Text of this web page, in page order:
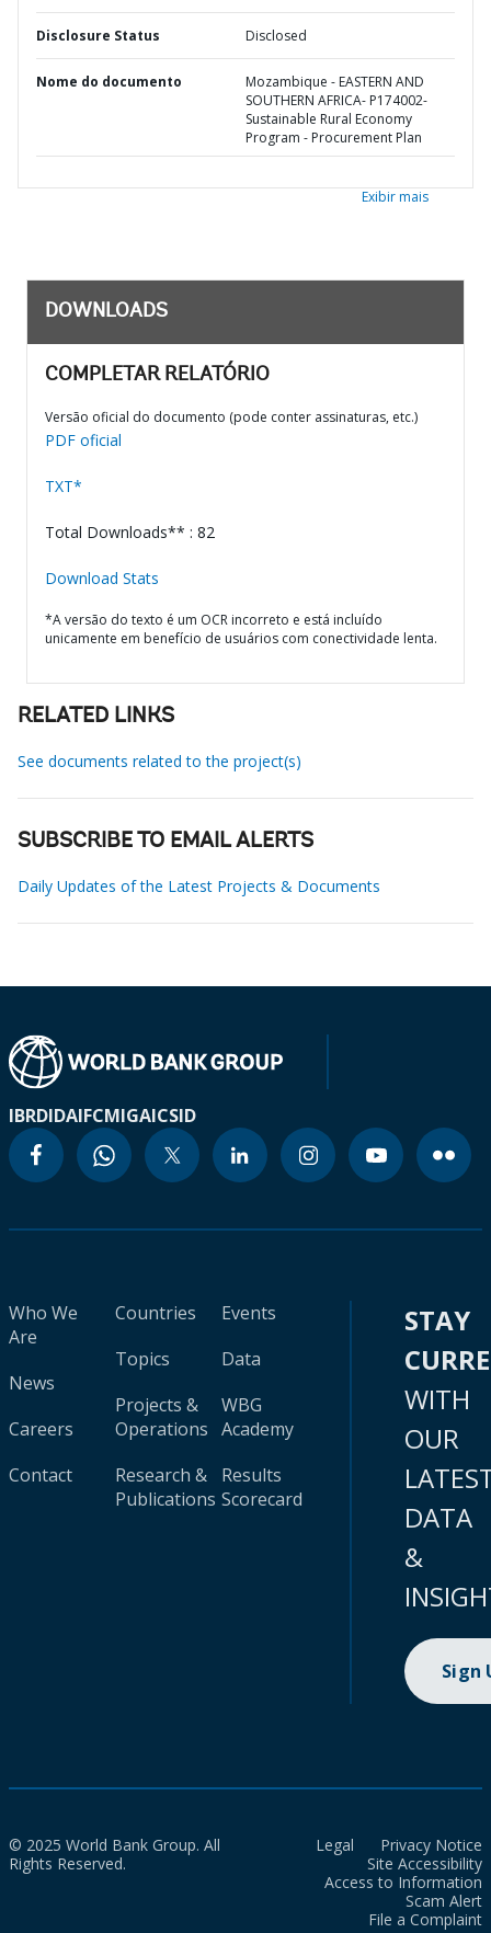
Disclosure Status Disclosed
Nome do documento
Mozambique - EASTERN AND
SOUTHERN AFRICA- P174002-
Sustainable Rural Economy
Program - Procurement Plan
Exibir mais
DOWNLOADS
COMPLETAR RELATÓRIO
Versão oficial do documento (pode conter assinaturas, etc.)
PDF oficial
TXT*
Total Downloads** : 82
Download Stats
*A versão do texto é um OCR incorreto e está incluído
unicamente em benefício de usuários com conectividade lenta.
RELATED LINKS
See documents related to the project(s)
SUBSCRIBE TO EMAIL ALERTS
Daily Updates of the Latest Projects & Documents
IBRDIDAIFCMIGAICSID
Who We
Are
News
Careers
Contact
Countries
Topics
Projects &
Operations
Research &
Publications
Events
Data
WBG
Academy
Results
Scorecard
STAY
WITH
OUR
DATA
&
Sign
© 2025 World Bank Group. All
Rights Reserved.
Legal
Privacy Notice
Site Accessibility
Access to Information
Scam Alert
File a Complaint